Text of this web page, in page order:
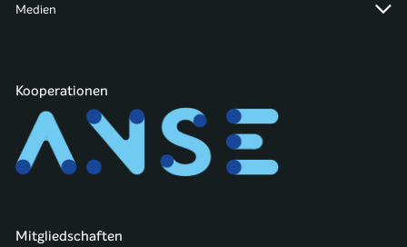
Medien
Kooperationen
Mitgliedschaften